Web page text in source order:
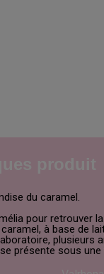
du caramel.
pour retrouver
à base de
plusieurs
présente sous